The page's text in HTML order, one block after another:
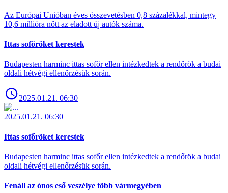
Az Európai Unióban éves összevetésben 0,8 százalékkal, mintegy
10,6 millióra nőtt az eladott új autók száma.
Ittas sofőröket kerestek
Budapesten harminc ittas sofőr ellen intézkedtek a rendőrök a budai
oldali hétvégi ellenőrzésük során.
2025.01.21. 06:30
2025.01.21. 06:30
Ittas sofőröket kerestek
Budapesten harminc ittas sofőr ellen intézkedtek a rendőrök a budai
oldali hétvégi ellenőrzésük során.
Fenáll az ónos eső veszélye több vármegyében